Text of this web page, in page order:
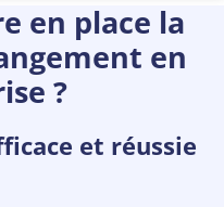
en place la
en
?
et réussie